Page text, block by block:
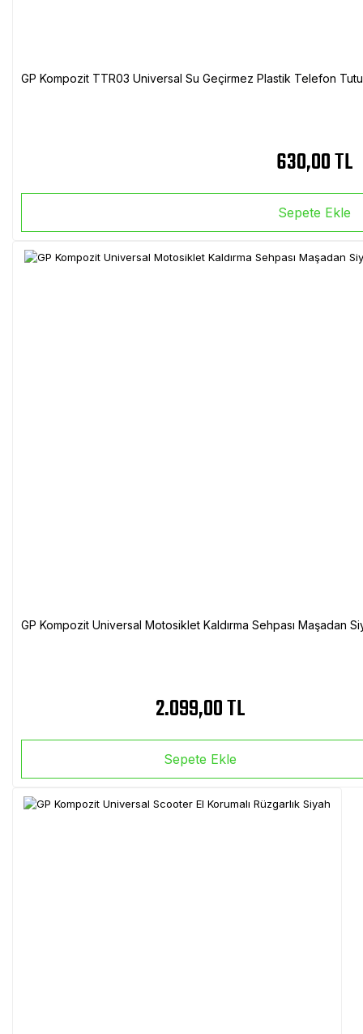
GP Kompozit TTR03 Universal Su Geçirmez Plastik Telefon
630,00 TL
Sepete Ekle
GP Kompozit Universal Motosiklet Kaldırma Sehpası Maşadan
2.099,00 TL
Sepete Ekle